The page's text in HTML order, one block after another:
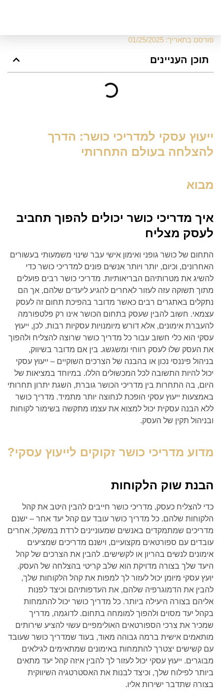
פורסם בתאריך: 01/25/2025
תוכן העניינים
ייעוץ עסקי למדריכי כושר: הדרך
להצלחה בעולם התחרותי
מבוא
איך מדריכי כושר יכולים להפוך תחביב
לעסק מצליח
התחום של כושר גופני ואימון אישי עבר שינוי משמעותי בעשורים
האחרונים, וכיום, יותר ויותר אנשים פונים למדריכי כושר כדי
להשיג את מטרותיהם הבריאותיות. מדריכי כושר רבים פועלים
מתוך תשוקה עזה לעזור לאחרים להגיע ליעדים שלהם, אך הם
נתקלים באתגרים רבים כאשר מדובר בהפיכת תחום זה לעסק
עצמאי. חשוב להבין שעסק בתחום הכושר אינו רק פלטפורמה
להעברת אימונים, אלא דורש מיומנויות עסקיות רבות. לכן, ייעוץ
עסקי הוא כלי חשוב עבור כל מדריך כושר שרוצה להצליח ולהפוך
את העסק שלו לעסק רווחי ומשגשג. בין אם מדובר בשיווק,
בניהול פיננסי נכון או בהבנה של הצרכים השוקיים – ייעוץ עסקי
יכול להיות התשובה לכל המכשולים הללו. במיוחד במציאות של
היום, בה התחרות בין מדריכי הכושר גוברת, השגת יתרון תחרותי
באמצעות ייעוץ עסקי הופכת לנחוצה יותר מתמיד. מדריך כושר
ללא הבנה עסקית יכול למצוא את עצמו מתקשה בשימור לקוחות
ובניהול תקין של העסק.
מדוע מדריכי כושר זקוקים לייעוץ עסקי?
הבנת שוק הלקוחות
כדי להצליח כעסק, מדריכי כושר חייבים להבין היטב את קהל
הלקוחות שלהם. כל מדריך כושר עובד עם קהל יעד אחר – ישנם
מדריכים שמתמקדים באנשים שמעוניינים לרדת במשקל, אחרים
עובדים עם ספורטאים מקצועיים, וישנם מדריכים שמציעים
אימונים לנשים בהריון או לקשישים. להבין את הצרכים של קהל
היעד שלך בצורה מדויקת הוא שלב קריטי בהצלחה של העסק.
יועץ עסקי מיומן יכול לעזור לך למפות את קהל הלקוחות שלך,
להבין את הדמוגרפיה שלהם, את העדפותיהם וכיצד לפנות
אליהם בצורה היעילה ביותר. כל מדריך כושר יכול להתמחות
בקהל יעד מסוים ולהפוך למומחה בתחום. לדוגמה, מדריך
שמכיר את צרכי הספורטאים האולימפיים עשוי להציע שירותים
מותאמים אישית ברמה גבוהה מאוד, בעוד שמדריך כושר שעובד
עם קשישים יצטרך להתמחות באימונים שמתאימים לגילאים
מבוגרים. ייעוץ עסקי יכול לעזור לך להבין איזה קהל יעד מתאים
ביותר לפילוח שלך, וכיצד לבנות את האסטרטגיה השיווקית
בצורה שתדבר ישירות אליו.